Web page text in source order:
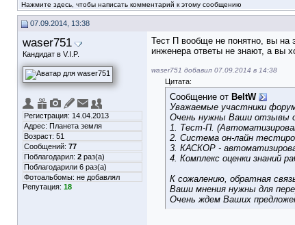
Нажмите здесь, чтобы написать комментарий к этому сообщению
07.09.2014, 13:38
waser751
Кандидат в V.I.P.
Регистрация: 14.04.2013
Адрес: Планета земля
Возраст: 51
Сообщений: 77
Поблагодарил: 2 раз(а)
Поблагодарили 6 раз(а)
Фотоальбомы: не добавлял
Репутация: 18
Тест П вообще не понятно, вы на
инженера ответы не знают, а вы
waser751 добавил 07.09.2014 в 14:38
Цитата:
Сообщение от BeltW
Уважаемые участники
Очень нужны Ваши отзывы
1. Тест-П.
2. Система он-лайн
3. КАСКОР -
4. Комплекс оценки знаний
К сожалению, обратная
Ваши мнения нужны для
Очень ждем Ваших